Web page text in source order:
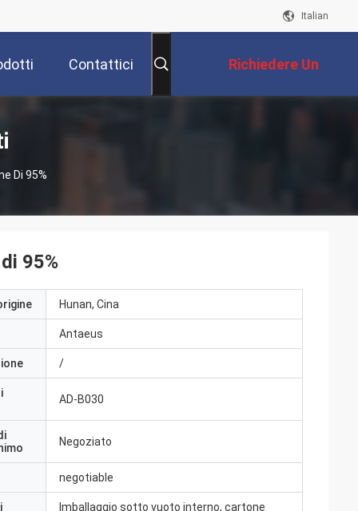
Italian
Contattici Richiedere Un
Preventivo
Di 95%
95%
Hunan, Cina
Antaeus
/
AD-B030
Negoziato
negotiable
Imballaggio sotto vuoto interno, cartone